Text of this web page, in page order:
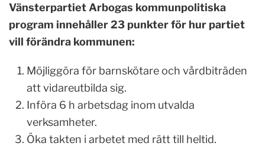
Vänsterpartiet Arbogas kommunpolitiska
program innehåller 23 punkter för hur partiet
vill förändra kommunen:
Möjliggöra för barnskötare och vårdbiträden
att vidareutbilda sig.
Införa 6 h arbetsdag inom utvalda
verksamheter.
Öka takten i arbetet med rätt till heltid.